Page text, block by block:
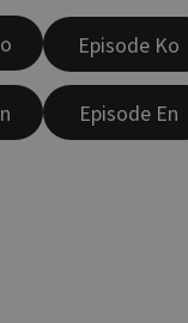
Episode Ko
Episode En